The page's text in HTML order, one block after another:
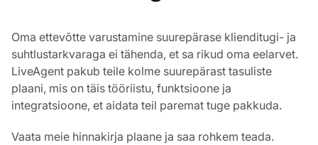
Oma ettevõtte varustamine suurepärase klienditugi- ja
suhtlustarkvaraga ei tähenda, et sa rikud oma eelarvet.
LiveAgent pakub teile kolme suurepärast tasuliste
plaani, mis on täis tööriistu, funktsioone ja
integratsioone, et aidata teil paremat tuge pakkuda.
Vaata meie hinnakirja plaane ja saa rohkem teada.